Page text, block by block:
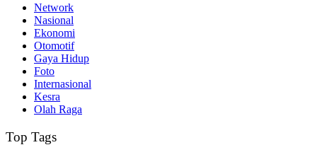
Network
Nasional
Ekonomi
Otomotif
Gaya Hidup
Foto
Internasional
Kesra
Olah Raga
Top Tags